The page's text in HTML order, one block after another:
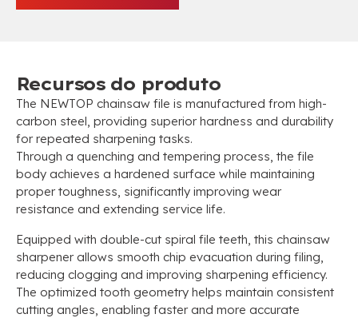
Recursos do produto
The NEWTOP chainsaw file is manufactured from high-
carbon steel, providing superior hardness and durability
for repeated sharpening tasks.
Through a quenching and tempering process, the file
body achieves a hardened surface while maintaining
proper toughness, significantly improving wear
resistance and extending service life.
Equipped with double-cut spiral file teeth, this chainsaw
sharpener allows smooth chip evacuation during filing,
reducing clogging and improving sharpening efficiency.
The optimized tooth geometry helps maintain consistent
cutting angles, enabling faster and more accurate